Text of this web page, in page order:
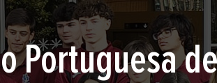
de Xadrez